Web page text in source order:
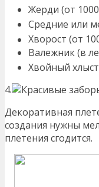
Жерди (от
Средние или
Хворост (от
Валежник (в
Хвойный
4.
Декоративная
создания нужны
плетения сгодится.